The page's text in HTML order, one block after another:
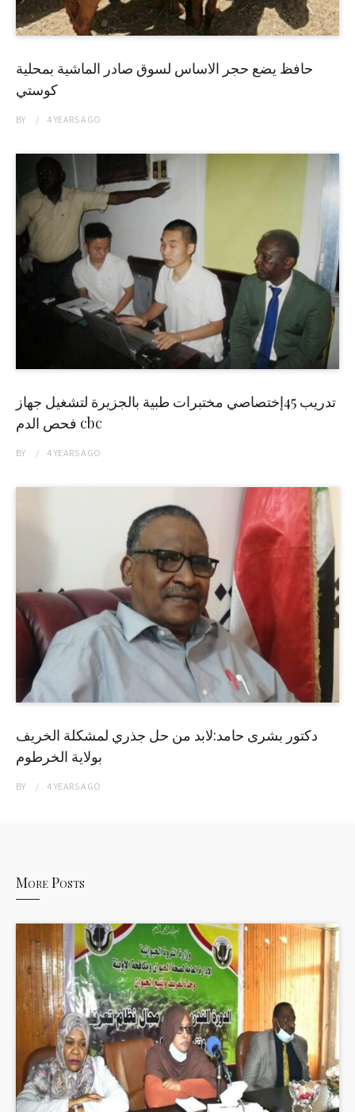
حافظ يضع حجر الاساس لسوق صادر الماشية بمحلية
كوستي
BY 4 YEARSAGO
تدريب 45إختصاصي مختبرات طبية بالجزيرة لتشغيل جهاز
فحص الدم cbc
BY 4 YEARSAGO
دكتور بشرى حامد:لابد من حل جذري لمشكلة الخريف
بولاية الخرطوم
BY 4 YEARSAGO
More Posts